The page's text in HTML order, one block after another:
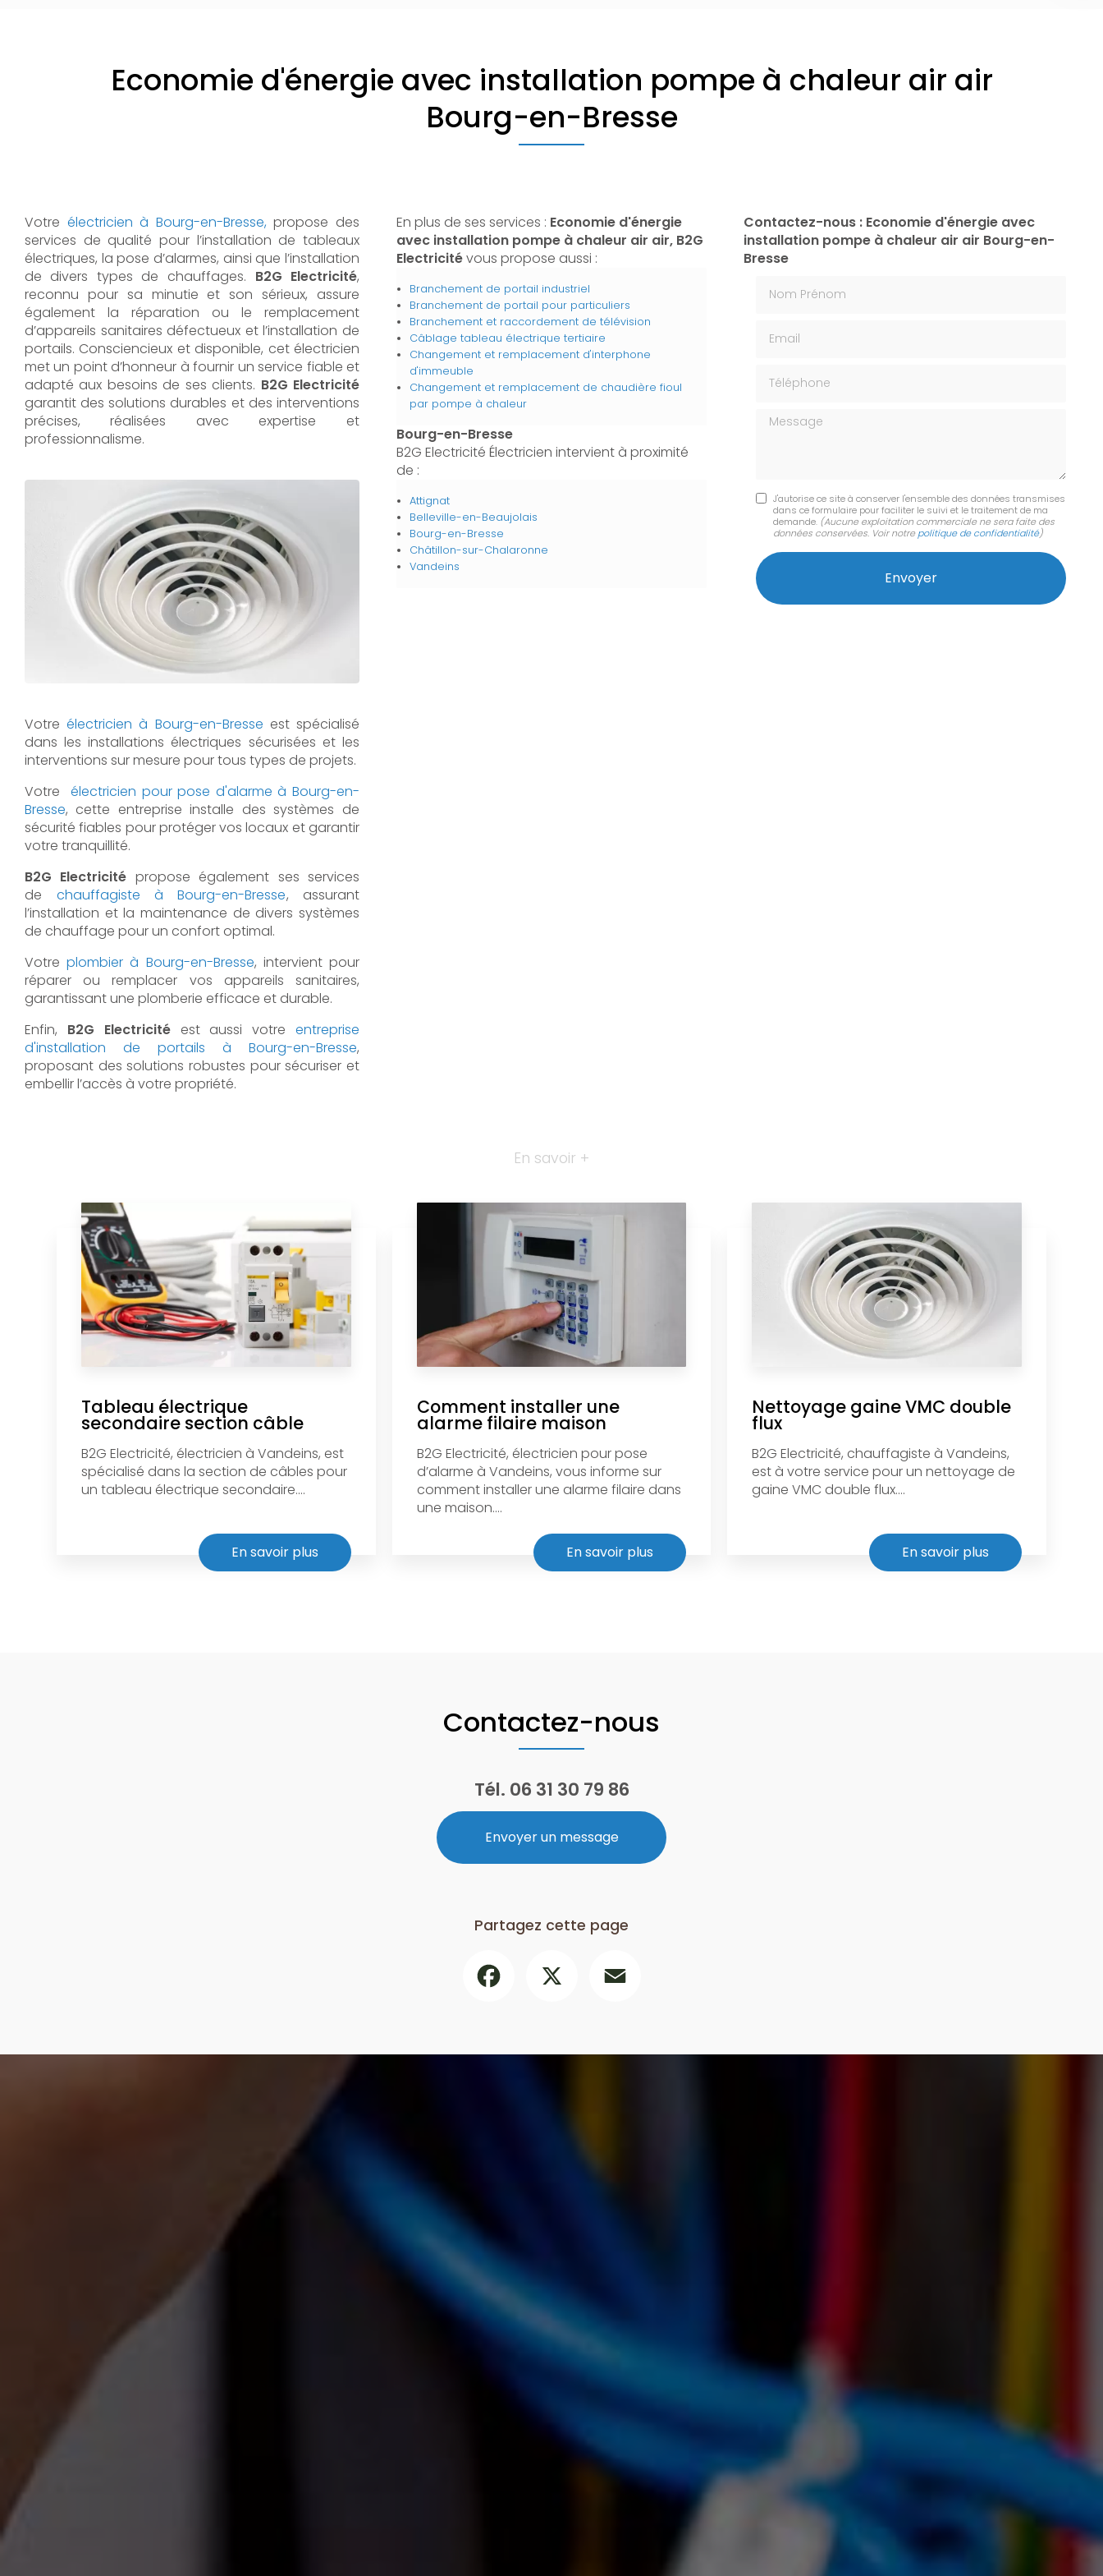
Economie d'énergie avec installation pompe à chaleur air air
Bourg-en-Bresse
Votre électricien à Bourg-en-Bresse, propose des
services de qualité pour l’installation de tableaux
électriques, la pose d’alarmes, ainsi que l’installation
de divers types de chauffages. B2G Electricité,
reconnu pour sa minutie et son sérieux, assure
également la réparation ou le remplacement
d’appareils sanitaires défectueux et l’installation de
portails. Consciencieux et disponible, cet électricien
met un point d’honneur à fournir un service fiable et
adapté aux besoins de ses clients. B2G Electricité
garantit des solutions durables et des interventions
précises, réalisées avec expertise et
professionnalisme.
Votreélectricien à Bourg-en-Bresse est spécialisé
dans les installations électriques sécurisées et les
interventions sur mesure pour tous types de projets.
Votreélectricien pour pose d'alarme à Bourg-en-
Bresse, cette entreprise installe des systèmes de
sécurité fiables pour protéger vos locaux et garantir
votre tranquillité.
B2G Electricité propose également ses services
de chauffagiste à Bourg-en-Bresse, assurant
l’installation et la maintenance de divers systèmes
de chauffage pour un confort optimal.
Votreplombier à Bourg-en-Bresse, intervient pour
réparer ou remplacer vos appareils sanitaires,
garantissant une plomberie efficace et durable.
Enfin, B2G Electricitéest aussi votreentreprise
d'installation de portails à Bourg-en-Bresse,
proposant des solutions robustes pour sécuriser et
embellir l’accès à votre propriété.
En plus de ses services : Economie d'énergie
avec installation pompe à chaleur air air, B2G
Electricitévous propose aussi :
Branchement de portail industriel
Branchement de portail pour particuliers
Branchement et raccordement de télévision
Câblage tableau électrique tertiaire
Changement et remplacement d'interphone
d'immeuble
Changement et remplacement de chaudière fioul
par pompe à chaleur
Bourg-en-Bresse
B2G Electricité Électricien intervient à proximité
de :
Attignat
Belleville-en-Beaujolais
Bourg-en-Bresse
Châtillon-sur-Chalaronne
Vandeins
Contactez-nous : Economie d'énergie avec
installation pompe à chaleur air air Bourg-en-
Bresse
Message
J'autorise ce site à conserver l'ensemble des données transmises
dans ce formulaire pour faciliter le suivi et le traitement de ma
demande. (Aucune exploitation commerciale ne sera faite des
données conservées. Voir notre politique de confidentialité)
En savoir +
Tableau électrique
secondaire section câble
B2G Electricité, électricien à Vandeins, est
spécialisé dans la section de câbles pour
un tableau électrique secondaire....
En savoir plus
Comment installer une
alarme filaire maison
B2G Electricité, électricien pour pose
d’alarme à Vandeins, vous informe sur
comment installer une alarme filaire dans
une maison....
En savoir plus
Nettoyage gaine VMC double
flux
B2G Electricité, chauffagiste à Vandeins,
est à votre service pour un nettoyage de
gaine VMC double flux....
En savoir plus
Contactez-nous
Tél. 06 31 30 79 86
Envoyer un message
Partagez cette page